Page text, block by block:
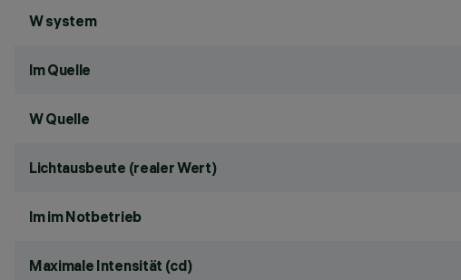
W system
lm Quelle
W Quelle
Lichtausbeute (realer Wert)
lm im Notbetrieb
Maximale Intensität (cd)